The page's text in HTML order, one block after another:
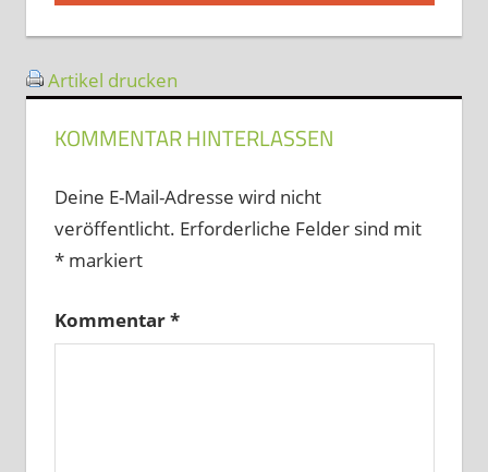
Artikel drucken
KOMMENTAR HINTERLASSEN
Deine E-Mail-Adresse wird nicht
veröffentlicht. Erforderliche Felder sind mit
*markiert
Kommentar*